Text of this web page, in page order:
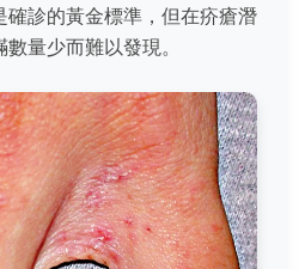
確診的黃金標準，但在疥瘡潛
量少而難以發現。